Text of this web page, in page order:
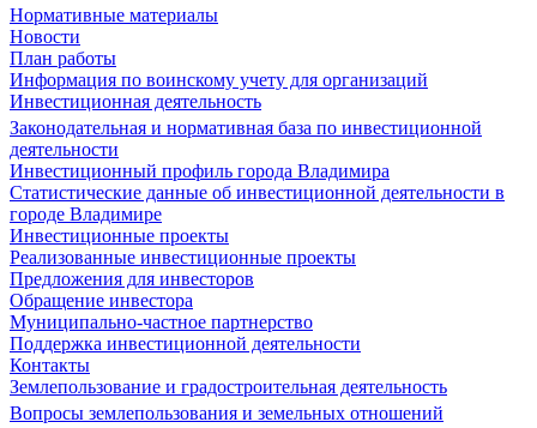
Нормативные материалы
Новости
План работы
Информация по воинскому учету для организаций
Инвестиционная деятельность
Законодательная и нормативная база по инвестиционной
деятельности
Инвестиционный профиль города Владимира
Статистические данные об инвестиционной деятельности в
городе Владимире
Инвестиционные проекты
Реализованные инвестиционные проекты
Предложения для инвесторов
Обращение инвестора
Муниципально-частное партнерство
Поддержка инвестиционной деятельности
Контакты
Землепользование и градостроительная деятельность
Вопросы землепользования и земельных отношений